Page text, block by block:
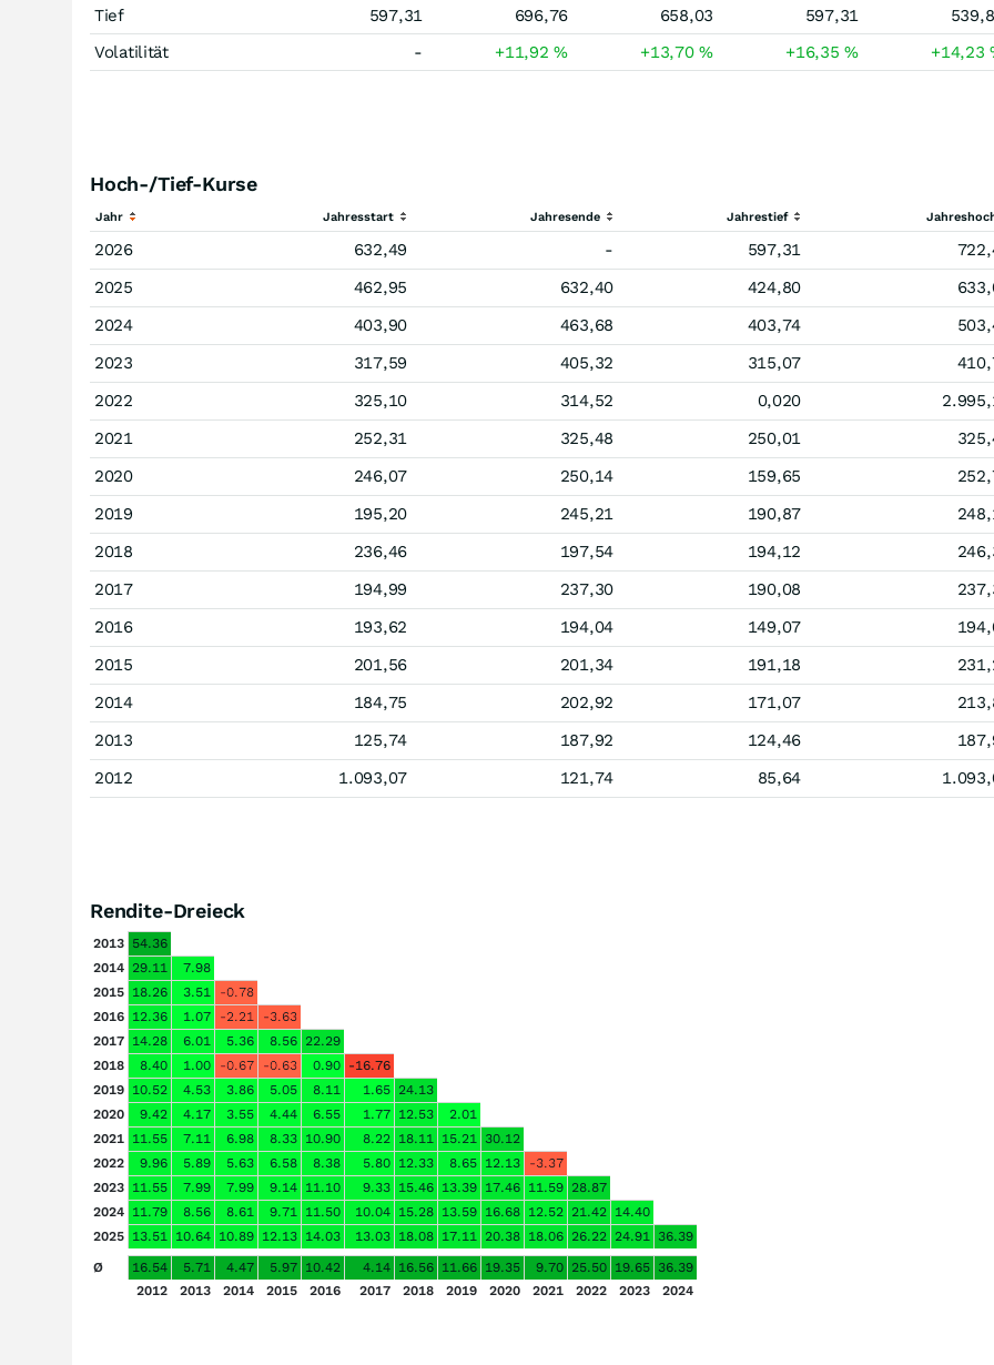
Tief
597,31 696,76 658,03 597,31
Volatilität
- +11,92% +13,70% +16,35% +14,23
Hoch-/Tief-Kurse
Jahr Jahresstart Jahresende Jahrestief
2026 632,49 - 597,31
2025
462,95 632,40 424,80
2024
403,90 463,68 403,74
2023
317,59 405,32 315,07
2022
325,10 314,52 0,020
2021
252,31 325,48 250,01
2020
246,07 250,14 159,65
2019
195,20 245,21 190,87
2018
236,46 197,54 194,12
2017
194,99 237,30 190,08
2016
193,62 194,04 149,07
2015
201,56 201,34 191,18
2014
184,75 202,92 171,07
2013
125,74 187,92 124,46
2012
1.093,07 121,74 85,64
Rendite-Dreieck
2013 54.36
2014 29.11
7.98
2015 18.26 3.51
-0.78
2016 12.36 1.07 -2.21
-3.63
2017 14.28 6.01 5.36 8.56 22.29
2018
8.40 1.00 -0.67 -0.63 0.90 -16.76
2019 10.52 4.53 3.86 5.05 8.11 1.65 24.13
2020
9.42 4.17 3.55 4.44 6.55 1.77 12.53
2.01
2021 11.55 7.11 6.98 8.33 10.90 8.22 18.11 15.21 30.12
2022
9.96 5.89 5.63 6.58 8.38 5.80 12.33 8.65 12.13
-3.37
2023 11.55 7.99 7.99 9.14 11.10 9.33 15.46 13.39 17.46 11.59 28.87
2024 11.79 8.56 8.61 9.71 11.50 10.04 15.28 13.59 16.68 12.52 21.42 14.40
2025 13.51 10.64 10.89 12.13 14.03 13.03 18.08 17.11 20.38 18.06 26.22 24.91 36.39
Ø
16.54 5.71 4.47 5.97 10.42 4.14 16.56 11.66 19.35 9.70 25.50 19.65 36.39
2012
2013 2014 2015 2016 2017 2018 2019 2020 2021 2022 2023 2024